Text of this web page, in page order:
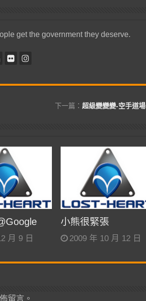
get the government they deserve.
下一篇： 超級變變變-空手道場
月 9 日
小熊很緊張
2009 年 10 月 12 日
留言。